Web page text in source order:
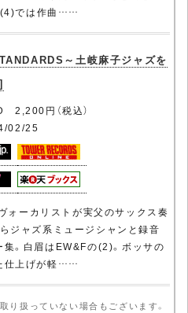
(4)では作曲……
～土岐麻子ジャズを
2,200円（税込）
02/25
ォーカリストが実父のサックス奏
ジャズ系ミュージシャンと録音
集。白眉はEW&Fの(2)。ボッサの
仕上げが軽……
り扱っていない場合もございます。